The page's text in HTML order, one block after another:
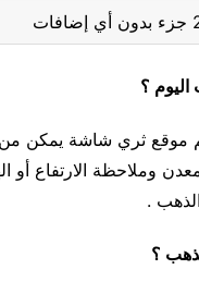
؟
موقع ثري شاشة يمكن من
وملاحظة الارتفاع
.
؟